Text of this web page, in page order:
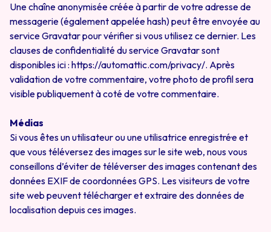
Une chaîne anonymisée créée à partir de votre adresse de
messagerie (également appelée hash) peut être envoyée au
service Gravatar pour vérifier si vous utilisez ce dernier. Les
clauses de confidentialité du service Gravatar sont
disponibles ici : https://automattic.com/privacy/. Après
validation de votre commentaire, votre photo de profil sera
visible publiquement à coté de votre commentaire.
Médias
Si vous êtes un utilisateur ou une utilisatrice enregistré·e et
que vous téléversez des images sur le site web, nous vous
conseillons d’éviter de téléverser des images contenant des
données EXIF de coordonnées GPS. Les visiteurs de votre
site web peuvent télécharger et extraire des données de
localisation depuis ces images.